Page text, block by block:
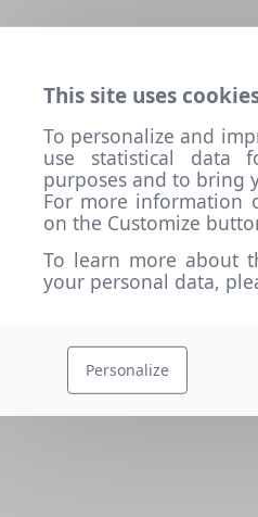
This site uses
To personalize and
use statistical data
purposes and to bring
For more information
on the Customize
To learn more about
your personal data,
Personalize